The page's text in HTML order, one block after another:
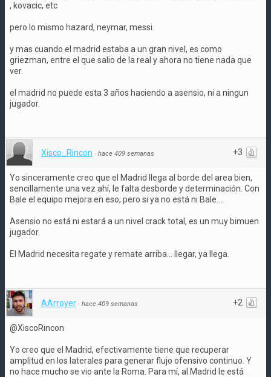
, kovacic, etc
pero lo mismo hazard, neymar, messi.
y mas cuando el madrid estaba a un gran nivel, es como
griezman, entre el que salio de la real y ahora no tiene nada que
ver.
el madrid no puede esta 3 años haciendo a asensio, ni a ningun
jugador.
+3
Xisco_Rincon · hace 409 semanas
Yo sinceramente creo que el Madrid llega al borde del area bien,
sencillamente una vez ahí, le falta desborde y determinación. Con
Bale el equipo mejora en eso, pero si ya no está ni Bale....
Asensio no está ni estará a un nivel crack total, es un muy bimuen
jugador.
El Madrid necesita regate y remate arriba... llegar, ya llega.
+2
AArroyer · hace 409 semanas
@XiscoRincon
Yo creo que el Madrid, efectivamente tiene que recuperar
amplitud en los laterales para generar flujo ofensivo continuo. Y
no hace mucho se vio ante la Roma. Para mí, al Madrid le está